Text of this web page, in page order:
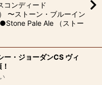
ンディード
〜ストーン・ブルーイン
Pale Ale （ストー
ー・ジョーダンCS ヴィ